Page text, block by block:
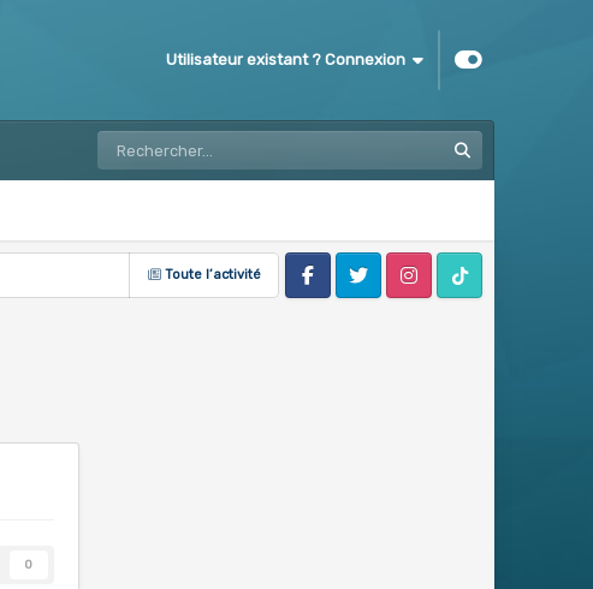
Utilisateur existant ? Connexion
Toute l’activité
FacebookTwitter InstagramTik Tok
0